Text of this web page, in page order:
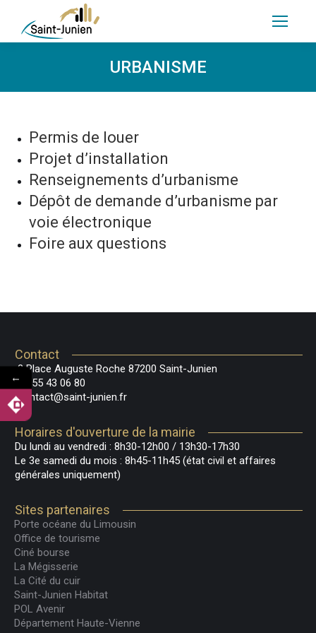
URBANISME
Permis de louer
Projet d’installation
Renseignements d’urbanisme
Dépôt de demande d’urbanisme par
voie électronique
Foire aux questions
Contact
2 Place Auguste Roche 87200 Saint-Junien
05 55 43 06 80
contact@saint-junien.fr
Horaires d'ouverture de la mairie
Du lundi au vendredi : 8h30-12h00 / 13h30-17h30
Le 3e samedi du mois : 8h45-11h45 (état civil et affaires
générales uniquement)
Sites partenaires
Porte océane du Limousin
Office de tourisme
Ciné bourse
La Mégisserie
La Cité du cuir
Saint-Junien Habitat
POL Avenir
Département Haute-Vienne
←